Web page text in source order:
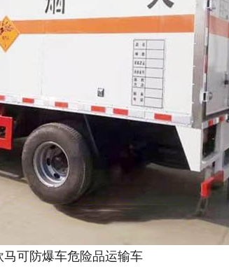
马可防爆车危险品运输车